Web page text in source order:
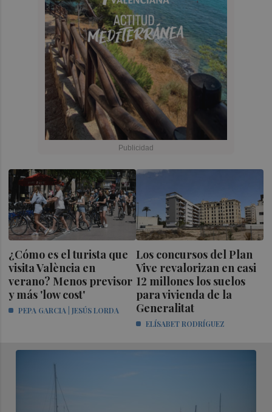
¿Cómo es el turista que
visita València en
verano? Menos previsor
y más 'low cost'
PEPA GARCIA | JESÚS LORDA
Los concursos del Plan
Vive revalorizan en casi
12 millones los suelos
para vivienda de la
Generalitat
ELÍSABET RODRÍGUEZ